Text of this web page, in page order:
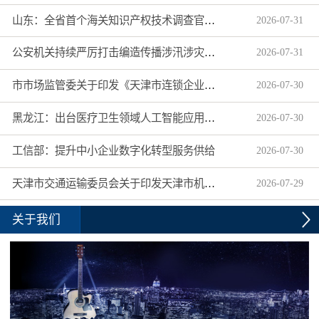
山东：全省首个海关知识产权技术调查官制度落地济南自贸片区 2026-07-31
公安机关持续严厉打击编造传播涉汛涉灾网络谣言 2026-07-31
市市场监管委关于印发《天津市连锁企业食品经营许可“先证后核”信用承诺审批实施办法》的通知 2026-07-30
黑龙江：出台医疗卫生领域人工智能应用工作实施方案 2026-07-30
工信部：提升中小企业数字化转型服务供给 2026-07-30
天津市交通运输委员会关于印发天津市机动车驾驶员培训机构及教练员综合信用评价管理办法的通知 2026-07-29
关于我们